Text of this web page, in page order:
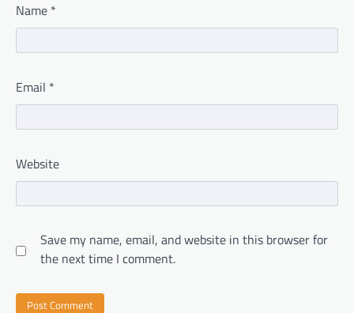
Name *
Email *
Website
Save my name, email, and website in this browser for
the next time I comment.